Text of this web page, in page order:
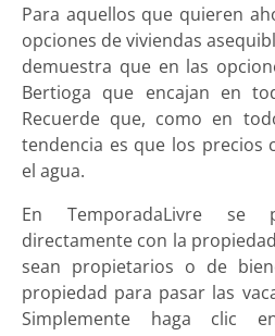
Para aquellos que quieren
opciones de viviendas
demuestra que en las
Bertioga que encajan en
Recuerde que, como en
tendencia es que los precios
el agua.
En TemporadaLivre se
directamente con la
sean propietarios o de
propiedad para pasar las
Simplemente haga clic